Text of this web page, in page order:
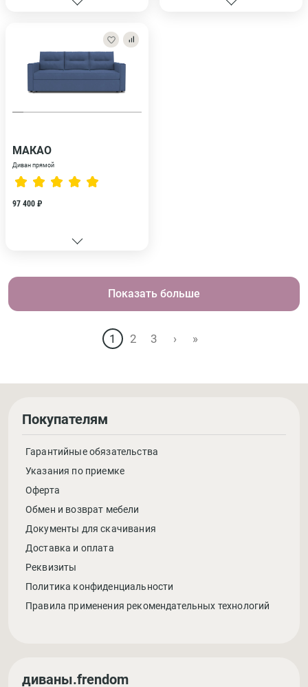
МАКАО
Диван прямой
97 400 ₽
Показать больше
1 2 3 › »
Покупателям
Гарантийные обязательства
Указания по приемке
Оферта
Обмен и возврат мебели
Документы для скачивания
Доставка и оплата
Реквизиты
Политика конфиденциальности
Правила применения рекомендательных технологий
диваны.frendom